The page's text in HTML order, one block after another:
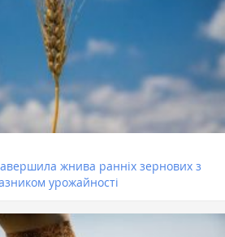
жнива ранніх зернових з
урожайності